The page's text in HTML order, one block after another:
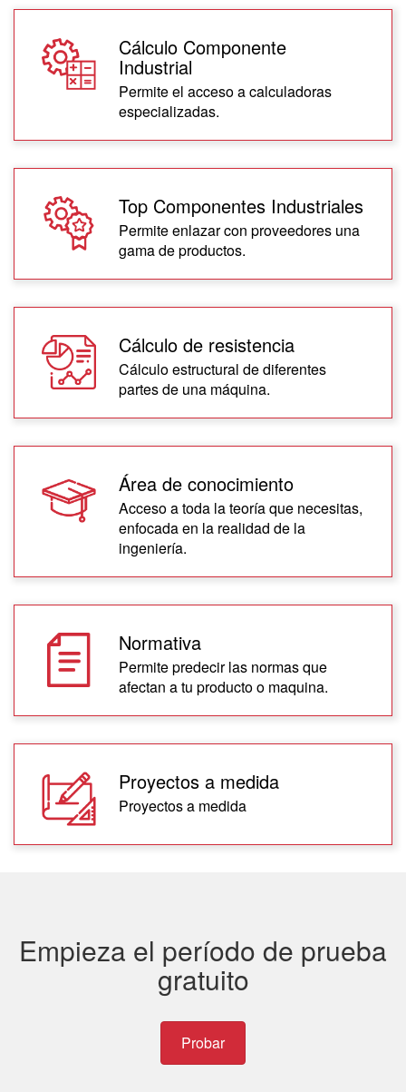
Cálculo Componente
Industrial
Permite el acceso a calculadoras
especializadas.
Top Componentes Industriales
Permite enlazar con proveedores una
gama de productos.
Cálculo de resistencia
Cálculo estructural de diferentes
partes de una máquina.
Área de conocimiento
Acceso a toda la teoría que necesitas,
enfocada en la realidad de la
ingeniería.
Normativa
Permite predecir las normas que
afectan a tu producto o maquina.
Proyectos a medida
Proyectos a medida
Empieza el período de prueba
gratuito
Probar